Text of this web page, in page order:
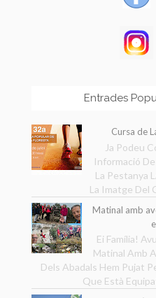
Entrades
Cursa de
Ja Podeu
Informació
La Pestanya
La Imatge Del
Matinal amb
Ei Família!
Matinal Amb
Dels Abadals Hem Pujat
Que Està